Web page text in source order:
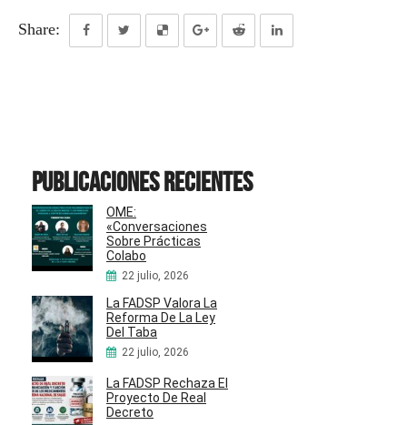
Share:
Publicaciones recientes
OME:
«Conversaciones
Sobre Prácticas
Colabo
22 julio, 2026
La FADSP Valora La
Reforma De La Ley
Del Taba
22 julio, 2026
La FADSP Rechaza El
Proyecto De Real
Decreto